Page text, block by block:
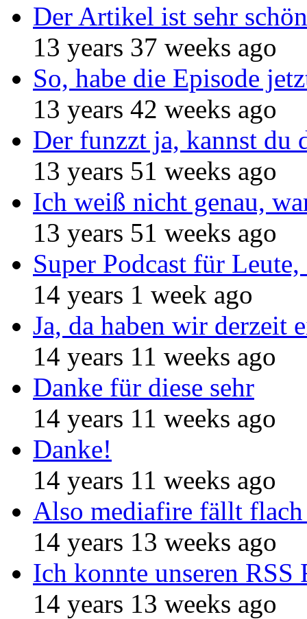
Der Artikel ist sehr schön
13 years 37 weeks ago
So, habe die Episode
13 years 42 weeks ago
Der funzzt ja, kannst du
13 years 51 weeks ago
Ich weiß nicht genau,
13 years 51 weeks ago
Super Podcast für Leute,
14 years 1 week ago
Ja, da haben wir derzeit
14 years 11 weeks ago
Danke für diese sehr
14 years 11 weeks ago
Danke!
14 years 11 weeks ago
Also mediafire fällt
14 years 13 weeks ago
Ich konnte unseren RSS
14 years 13 weeks ago